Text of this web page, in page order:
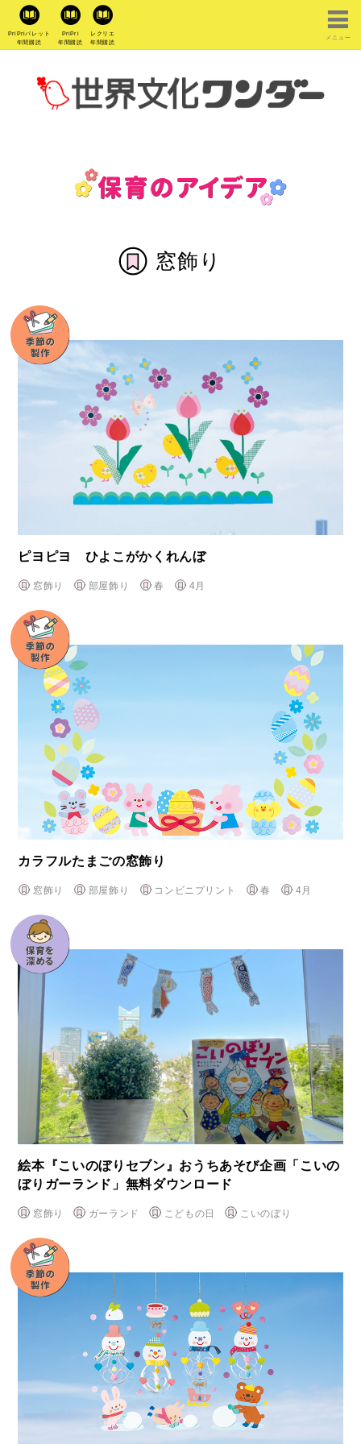
PriPriパレット
年間購読
PriPri
年間購読
レクリエ
年間購読
メニュー
窓飾り
ピヨピヨ ひよこがかくれんぼ
窓飾り 部屋飾り 春 4月
カラフルたまごの窓飾り
窓飾り 部屋飾り コンビニプリント 春 4月
絵本『こいのぼりセブン』おうちあそび企画「こいの
ぼりガーランド」無料ダウンロード
窓飾り ガーランド こどもの日 こいのぼり